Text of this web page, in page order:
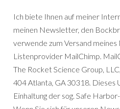
Ich biete Ihnen auf meiner
meinen Newsletter, den
verwende zum Versand
Listenprovider MailChimp.
The Rocket Science Group,
404 Atlanta, GA 30318. Dieses
Einhaltung der sog. Safe